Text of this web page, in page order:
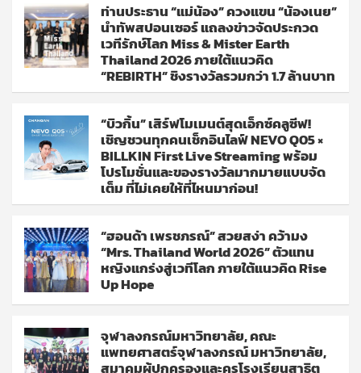
ท่านประธาน “แม่น้อง” ควงแขน “น้องเนย”
นำทัพสปอนเซอร์ แถลงข่าวจัดประกวด
เวทีรักษ์โลก Miss & Mister Earth
Thailand 2026 ภายใต้แนวคิด
“REBIRTH” ชิงรางวัลรวมกว่า 1.7 ล้านบาท
“บิวกิ้น” เสิร์ฟโมเมนต์สุดเอ็กซ์คลูซีฟ!
เชิญชวนทุกคนเช็กอินไลฟ์ NEVO Q05 ×
BILLKIN First Live Streaming พร้อม
โปรโมชั่นและของรางวัลมากมายแบบจัด
เต็ม ที่ไม่เคยให้ที่ไหนมาก่อน!
“ฮอนด้า เพรชภรณ์” สวยสง่า คว้ามง
“Mrs. Thailand World 2026” ตัวแทน
หญิงแกร่งสู่เวทีโลก ภายใต้แนวคิด Rise
Up Hope
จุฬาลงกรณ์มหาวิทยาลัย, คณะ
แพทยศาสตร์จุฬาลงกรณ์ มหาวิทยาลัย,
สมาคมผู้ปกครองและครูโรงเรียนสาธิต